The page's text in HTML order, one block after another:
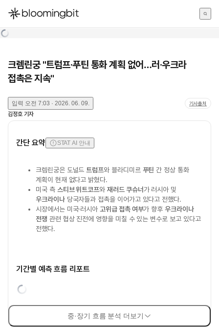
한국어
크렘린궁 "트럼프·푸틴 통화 계획 없어…러·우크라
접촉은 지속"
입력 오전 7:03 · 2026. 06. 09. 기사출처
김정호 기자
간단 요약 STAT AI 안내
크렘린궁은 도널드 트럼프와 블라디미르 푸틴 간 정상 통화
계획이 현재 없다고 밝혔다.
미국 측 스티브 위트코프와 재러드 쿠슈너가 러시아 및
우크라이나당국자들과 접촉을 이어가고 있다고 전했다.
시장에서는 미국·러시아 고위급 접촉 여부가 향후우크라이나
전쟁 관련 협상 진전에 영향을 미칠 수 있는 변수로 보고 있다고
전했다.
기간별 예측 흐름 리포트
중·장기 흐름 분석 더보기